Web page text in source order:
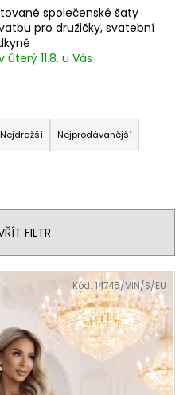
společenské šaty
pro družičky, svatební
11.8. u Vás
Nejdražší Nejprodávanější
FILTR
Kód: 14745/VIN/S/EU